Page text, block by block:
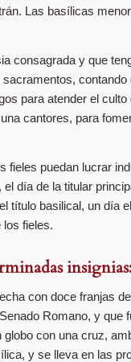
Las basílicas
consagrada y que
para atender el
cantores, para
fieles puedan lucrar
día de la titular
título basilical, un día
fieles.
con doce franjas
Romano, y que
con una cruz,
y se lleva en las